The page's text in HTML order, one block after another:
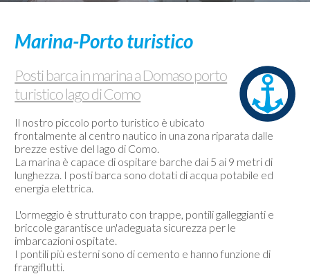
Barche
Meteo-
Webcam
Contatti
Marina-Porto turistico
Posti barca in marina a Domaso porto
turistico lago di Como
Il nostro piccolo porto turistico è ubicato
frontalmente al centro nautico in una zona riparata dalle
brezze estive del lago di Como.
La marina è capace di ospitare barche dai 5 ai 9 metri di
lunghezza. I posti barca sono dotati di acqua potabile ed
energia elettrica.
L'ormeggio è strutturato con trappe, pontili galleggianti e
briccole garantisce un'adeguata sicurezza per le
imbarcazioni ospitate.
I pontili più esterni sono di cemento e hanno funzione di
frangiflutti.